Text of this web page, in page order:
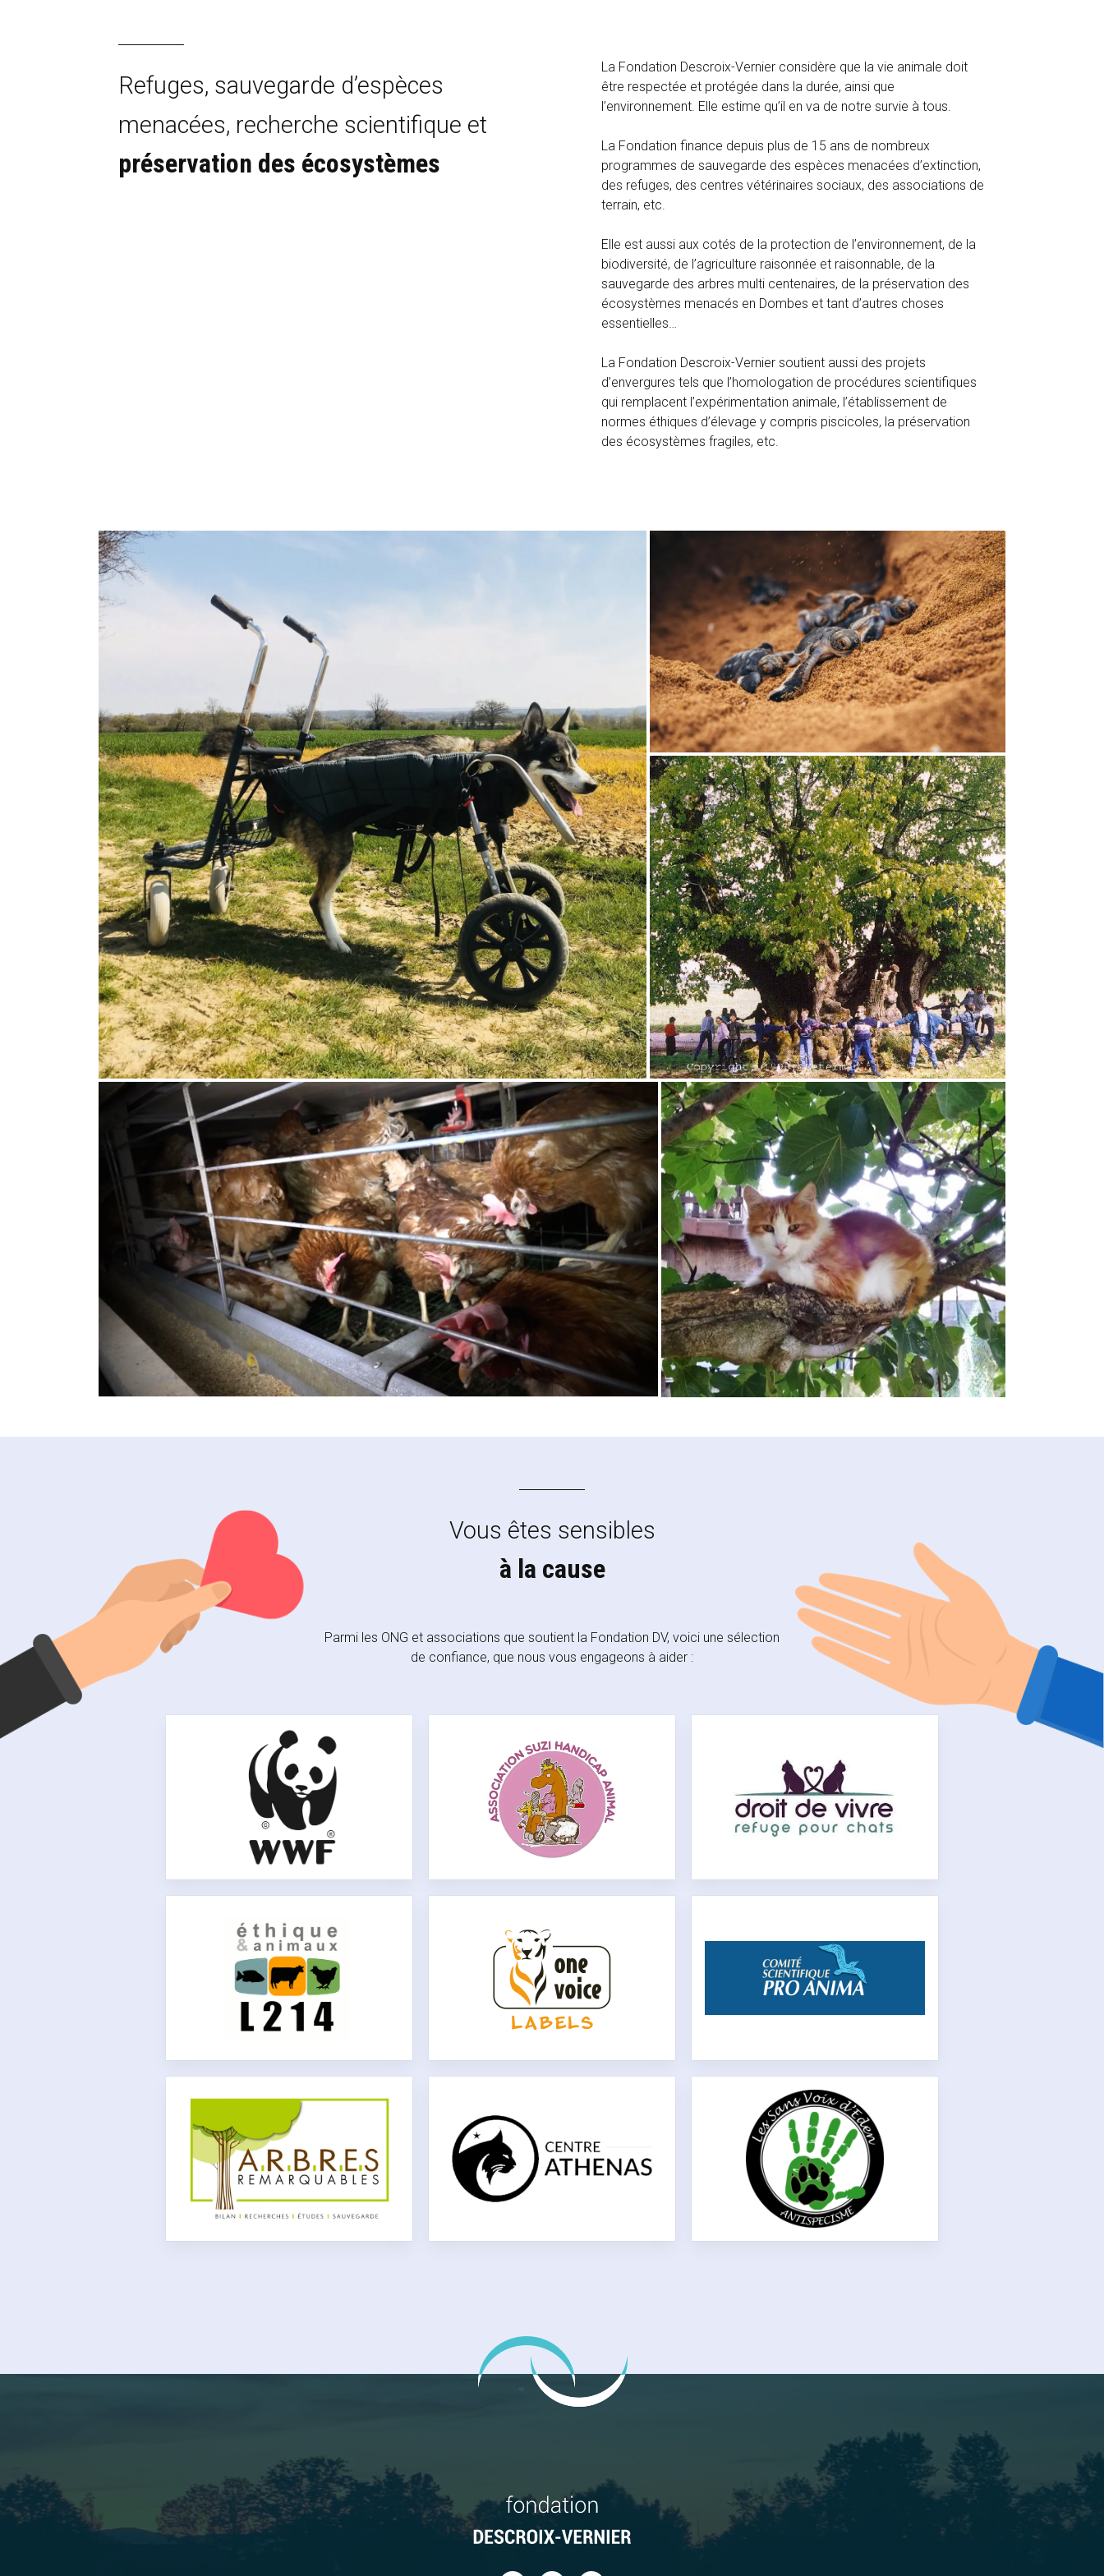
Refuges, sauvegarde d’espèces
menacées, recherche scientifique et
préservation des écosystèmes
La Fondation Descroix-Vernier considère que la vie animale doit
être respectée et protégée dans la durée, ainsi que
l’environnement. Elle estime qu’il en va de notre survie à tous.
La Fondation finance depuis plus de 15 ans de nombreux
programmes de sauvegarde des espèces menacées d’extinction,
des refuges, des centres vétérinaires sociaux, des associations de
terrain, etc.
Elle est aussi aux cotés de la protection de l’environnement, de la
biodiversité, de l’agriculture raisonnée et raisonnable, de la
sauvegarde des arbres multi centenaires, de la préservation des
écosystèmes menacés en Dombes et tant d’autres choses
essentielles…
La Fondation Descroix-Vernier soutient aussi des projets
d’envergures tels que l’homologation de procédures scientifiques
qui remplacent l’expérimentation animale, l’établissement de
normes éthiques d’élevage y compris piscicoles, la préservation
des écosystèmes fragiles, etc.
Vous êtes sensibles
à la cause
Parmi les ONG et associations que soutient la Fondation DV, voici une sélection
de confiance, que nous vous engageons à aider :